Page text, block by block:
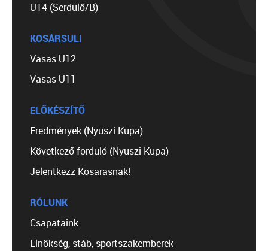
U14 (Serdülő/B)
KOSÁRSULI
Vasas U12
Vasas U11
ELŐKÉSZÍTŐ
Eredmények (Nyuszi Kupa)
Következő forduló (Nyuszi Kupa)
Jelentkezz Kosarasnak!
RÓLUNK
Csapataink
Elnökség, stáb, sportszakemberek